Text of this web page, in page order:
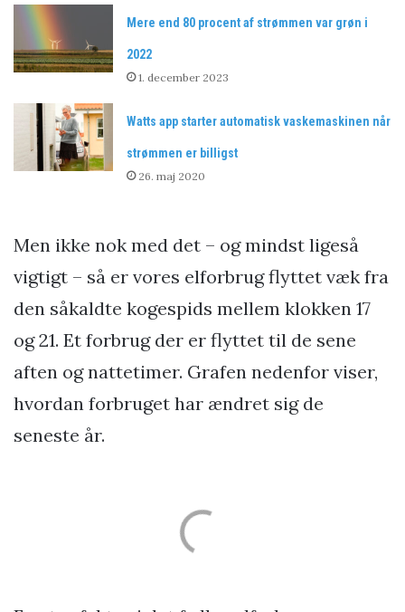
Mere end 80 procent af strømmen var grøn i
2022
1. december 2023
Watts app starter automatisk vaskemaskinen når
strømmen er billigst
26. maj 2020
Men ikke nok med det – og mindst ligeså
vigtigt – så er vores elforbrug flyttet væk fra
den såkaldte kogespids mellem klokken 17
og 21. Et forbrug der er flyttet til de sene
aften og nattetimer. Grafen nedenfor viser,
hvordan forbruget har ændret sig de
seneste år.